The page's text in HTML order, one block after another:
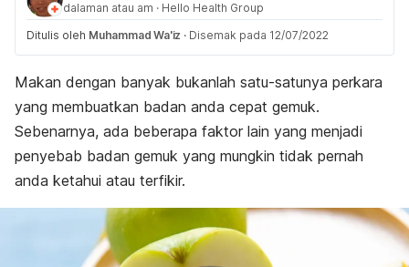
dalaman atau am · Hello Health Group
Ditulis oleh Muhammad Wa'iz · Disemak pada 12/07/2022
Makan dengan banyak bukanlah satu-satunya perkara
yang membuatkan badan anda cepat gemuk.
Sebenarnya, ada beberapa faktor lain yang menjadi
penyebab badan gemuk yang mungkin tidak pernah
anda ketahui atau terfikir.